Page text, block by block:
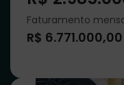
Faturamento
R$ 6.771.000,00